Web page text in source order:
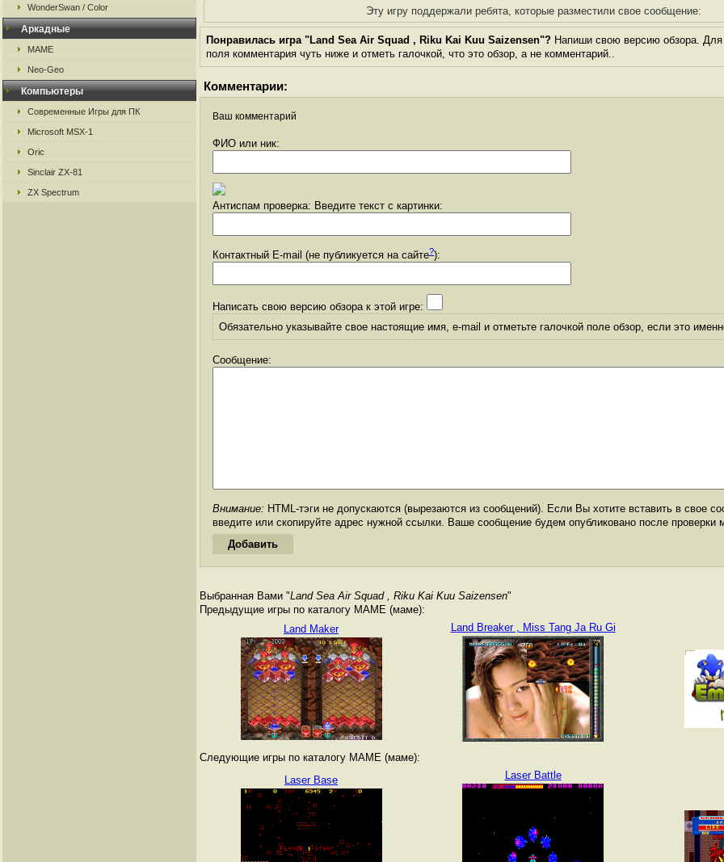
WonderSwan / Color
Аркадные
MAME
Neo-Geo
Компьютеры
Современные Игры для ПК
Microsoft MSX-1
Oric
Sinclair ZX-81
ZX Spectrum
Эту игру поддержали ребята, которые разместили свое сообщение:
Понравилась игра "Land Sea Air Squad , Riku Kai Kuu Saizensen"? Напиши свою версию обзора. Для
поля комментария чуть ниже и отметь галочкой, что это обзор, а не комментарий..
Комментарии:
Ваш комментарий
ФИО или ник:
Антиспам проверка: Введите текст с картинки:
Контактный E-mail (не публикуется на сайте?):
Написать свою версию обзора к этой игре:
Обязательно указывайте свое настоящие имя, e-mail и отметьте галочкой поле обзор, если это
Сообщение:
Внимание: HTML-тэги не допускаются (вырезаются из сообщений). Если Вы хотите вставить в свое
введите или скопируйте адрес нужной ссылки. Ваше сообщение будем опубликовано после проверки
Выбранная Вами "Land Sea Air Squad , Riku Kai Kuu Saizensen"
Предыдущие игры по каталогу MAME (маме):
Land Maker
Land Breaker , Miss Tang Ja Ru Gi
Следующие игры по каталогу MAME (маме):
Laser Base
Laser Battle